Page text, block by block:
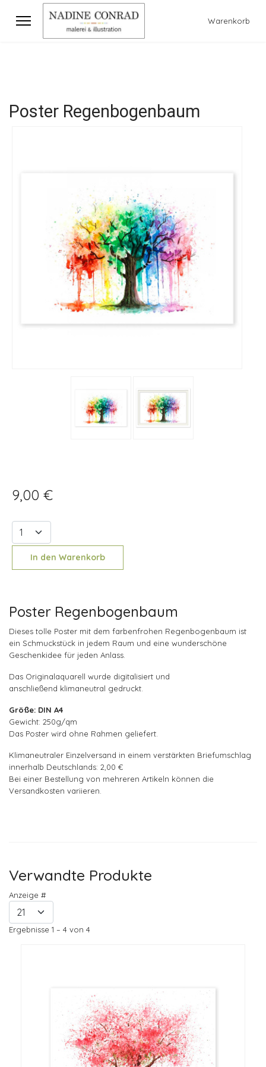
Warenkorb
Poster Regenbogenbaum
9,00 €
In den Warenkorb
Poster Regenbogenbaum
Dieses tolle Poster mit dem farbenfrohen Regenbogenbaum ist
ein Schmuckstück in jedem Raum und eine wunderschöne
Geschenkidee für jeden Anlass.
Das Originalaquarell wurde digitalisiert und
anschließend klimaneutral gedruckt.
Größe: DIN A4
Gewicht: 250g/qm
Das Poster wird ohne Rahmen geliefert.
Klimaneutraler Einzelversand in einem verstärkten Briefumschlag
innerhalb Deutschlands: 2,00 €
Bei einer Bestellung von mehreren Artikeln können die
Versandkosten variieren.
Verwandte Produkte
Anzeige #
Ergebnisse 1 – 4 von 4